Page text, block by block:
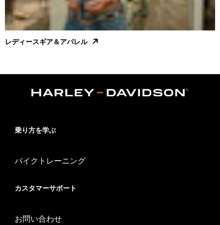
レディースギア＆アパレル
乗り方を学ぶ
バイクトレーニング
カスタマーサポート
お問い合わせ